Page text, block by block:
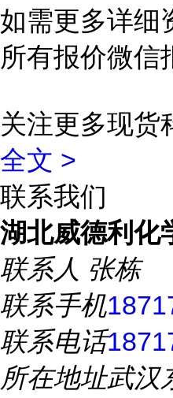
如需更多详细
所有报价微信
关注更多现货
全文 >
联系我们
湖北威德利化
联系人 张栋
联系手机
联系电话
所在地址武汉